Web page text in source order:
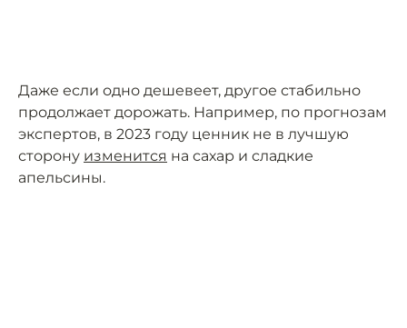
Даже если одно дешевеет, другое стабильно
продолжает дорожать. Например, по прогнозам
экспертов, в 2023 году ценник не в лучшую
сторону изменится на сахар и сладкие
апельсины.